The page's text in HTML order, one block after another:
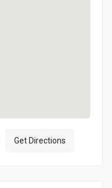
Get Directions